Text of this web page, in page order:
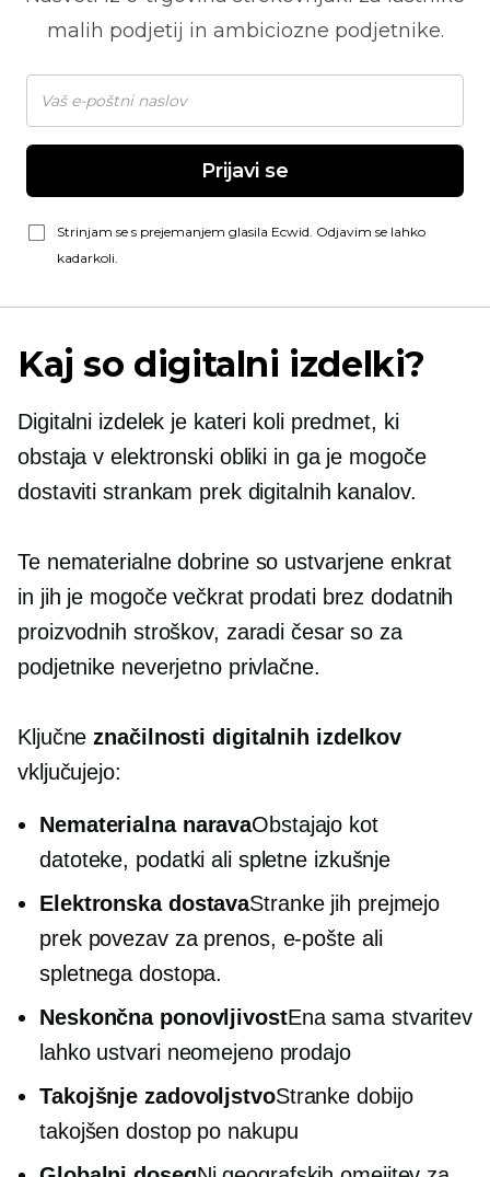
malih podjetij in ambiciozne podjetnike.
Prijavi se
Strinjam se s prejemanjem glasila Ecwid. Odjavim se lahko
kadarkoli.
Kaj so digitalni izdelki?
Digitalni izdelek je kateri koli predmet, ki
obstaja v elektronski obliki in ga je mogoče
dostaviti strankam prek digitalnih kanalov.
Te nematerialne dobrine so ustvarjene enkrat
in jih je mogoče večkrat prodati brez dodatnih
proizvodnih stroškov, zaradi česar so za
podjetnike neverjetno privlačne.
Ključneznačilnosti digitalnih izdelkov
vključujejo:
Nematerialna naravaObstajajo kot
datoteke, podatki ali spletne izkušnje
Elektronska dostavaStranke jih prejmejo
prek povezav za prenos, e-pošte ali
spletnega dostopa.
Neskončna ponovljivostEna sama stvaritev
lahko ustvari neomejeno prodajo
Takojšnje zadovoljstvoStranke dobijo
takojšen dostop po nakupu